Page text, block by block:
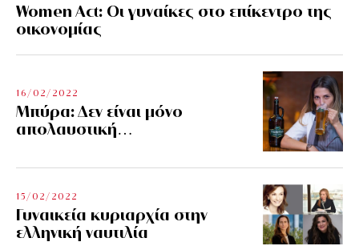
Women Act: Οι γυναίκες στο επίκεντρο της
οικονομίας
16/02/2022
Μπύρα: Δεν είναι μόνο
απολαυστική…
15/02/2022
Γυναικεία κυριαρχία στην
ελληνική ναυτιλία